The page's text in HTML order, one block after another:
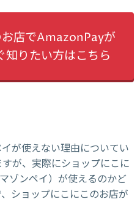
店でAmazonPayが
知りたい方はこちら
が使えない理由についてい
が、実際にショップにこに
ゾンペイ）が使えるのかど
ショップにこにこのお店が